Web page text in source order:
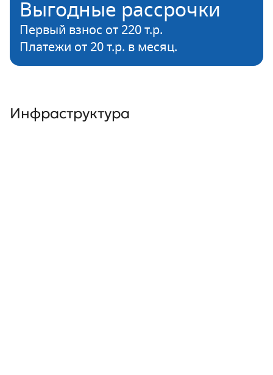
Выгодные рассрочки
Первый взнос от 220 т.р.
Платежи от 20 т.р. в месяц.
Инфраструктура